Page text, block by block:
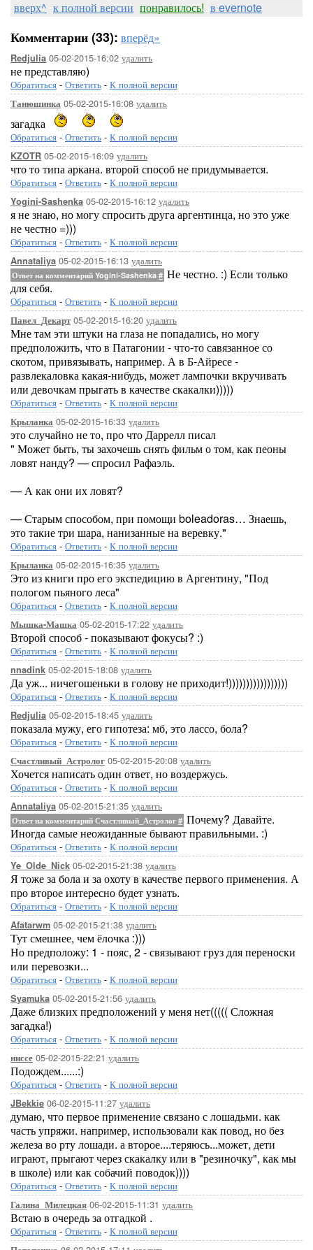
вверх^ к полной версии понравилось! в evernote
Комментарии (33): вперёд»
Redjulia 05-02-2015-16:02 удалить
не представляю)
Обратиться - Ответить - К полной версии
Танюшинка 05-02-2015-16:08 удалить
загадка
Обратиться - Ответить - К полной версии
KZOTR 05-02-2015-16:09 удалить
что то типа аркана. второй способ не придумывается.
Обратиться - Ответить - К полной версии
Yogini-Sashenka 05-02-2015-16:12 удалить
я не знаю, но могу спросить друга аргентинца, но это уже
не честно =)))
Обратиться - Ответить - К полной версии
Annataliya 05-02-2015-16:13 удалить
Ответ на комментарий Yogini-Sashenka # Не честно. :) Если только
для себя.
Обратиться - Ответить - К полной версии
Павел_Декарт05-02-2015-16:20 удалить
Мне там эти штуки на глаза не попадались, но могу
предположить, что в Патагонии - что-то савязанное со
скотом, привязывать, например. А в Б-Айресе -
развлекаловка какая-нибудь, может лампочки вкручивать
или девочкам прыгать в качестве скакалки)))))
Обратиться - Ответить - К полной версии
Крыланка 05-02-2015-16:33 удалить
это случайно не то, про что Даррелл писал
" Может быть, ты захочешь снять фильм о том, как пеоны
ловят нанду? — спросил Рафаэль.
— А как они их ловят?
— Старым способом, при помощи boleadoras… Знаешь,
это такие три шара, нанизанные на веревку."
Обратиться - Ответить - К полной версии
Крыланка 05-02-2015-16:35 удалить
Это из книги про его экспедицию в Аргентину, "Под
пологом пьяного леса"
Обратиться - Ответить - К полной версии
Мышка-Машка 05-02-2015-17:22 удалить
Второй способ - показывают фокусы? :)
Обратиться - Ответить - К полной версии
nnadink 05-02-2015-18:08 удалить
Да уж... ничегошеньки в голову не приходит!)))))))))))))))))
Обратиться - Ответить - К полной версии
Redjulia 05-02-2015-18:45 удалить
показала мужу, его гипотеза: мб, это лассо, бола?
Обратиться - Ответить - К полной версии
Счастливый_Астролог 05-02-2015-20:08 удалить
Хочется написать один ответ, но воздержусь.
Обратиться - Ответить - К полной версии
Annataliya 05-02-2015-21:35 удалить
Ответ на комментарий Счастливый_Астролог # Почему? Давайте.
Иногда самые неожиданные бывают правильными. :)
Обратиться - Ответить - К полной версии
Ye_Olde_Nick 05-02-2015-21:38 удалить
Я тоже за бола и за охоту в качестве первого применения. А
про второе интересно будет узнать.
Обратиться - Ответить - К полной версии
Afatarwm 05-02-2015-21:38 удалить
Тут смешнее, чем ёлочка :)))
Но предположу: 1 - пояс, 2 - связывают груз для переноски
или перевозки...
Обратиться - Ответить - К полной версии
Syamuka 05-02-2015-21:56 удалить
Даже близких предположений у меня нет((((( Сложная
загадка!)
Обратиться - Ответить - К полной версии
ниссе 05-02-2015-22:21 удалить
Подождем......:)
Обратиться - Ответить - К полной версии
JBekkie 06-02-2015-11:27 удалить
думаю, что первое применение связано с лошадьми. как
часть упряжи. например, использовали как повод, но без
железа во рту лошади. а второе....теряюсь...может, дети
играют, прыгают через скакалку или в "резиночку", как мы
в школе) или как собачий поводок))))
Обратиться - Ответить - К полной версии
Галина_Милецкая 06-02-2015-11:31 удалить
Встаю в очередь за отгадкой .
Обратиться - Ответить - К полной версии